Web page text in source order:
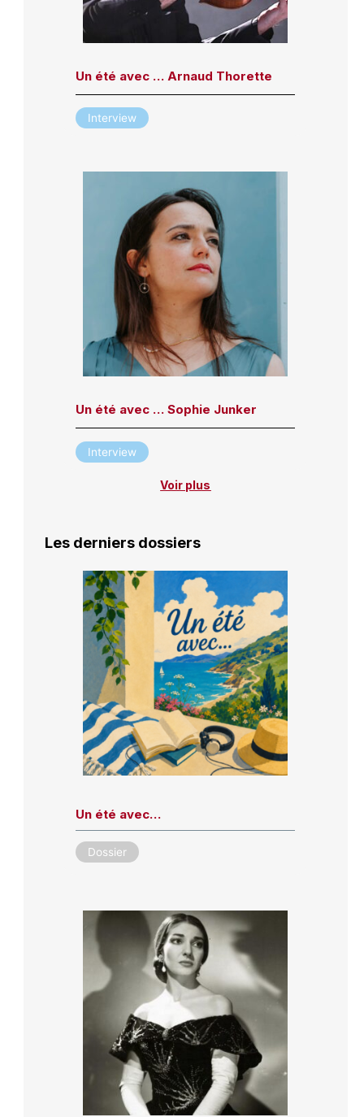
Un été avec … Arnaud Thorette
Interview
Un été avec … Sophie Junker
Interview
Voir plus
Les derniers dossiers
Un été avec…
Dossier